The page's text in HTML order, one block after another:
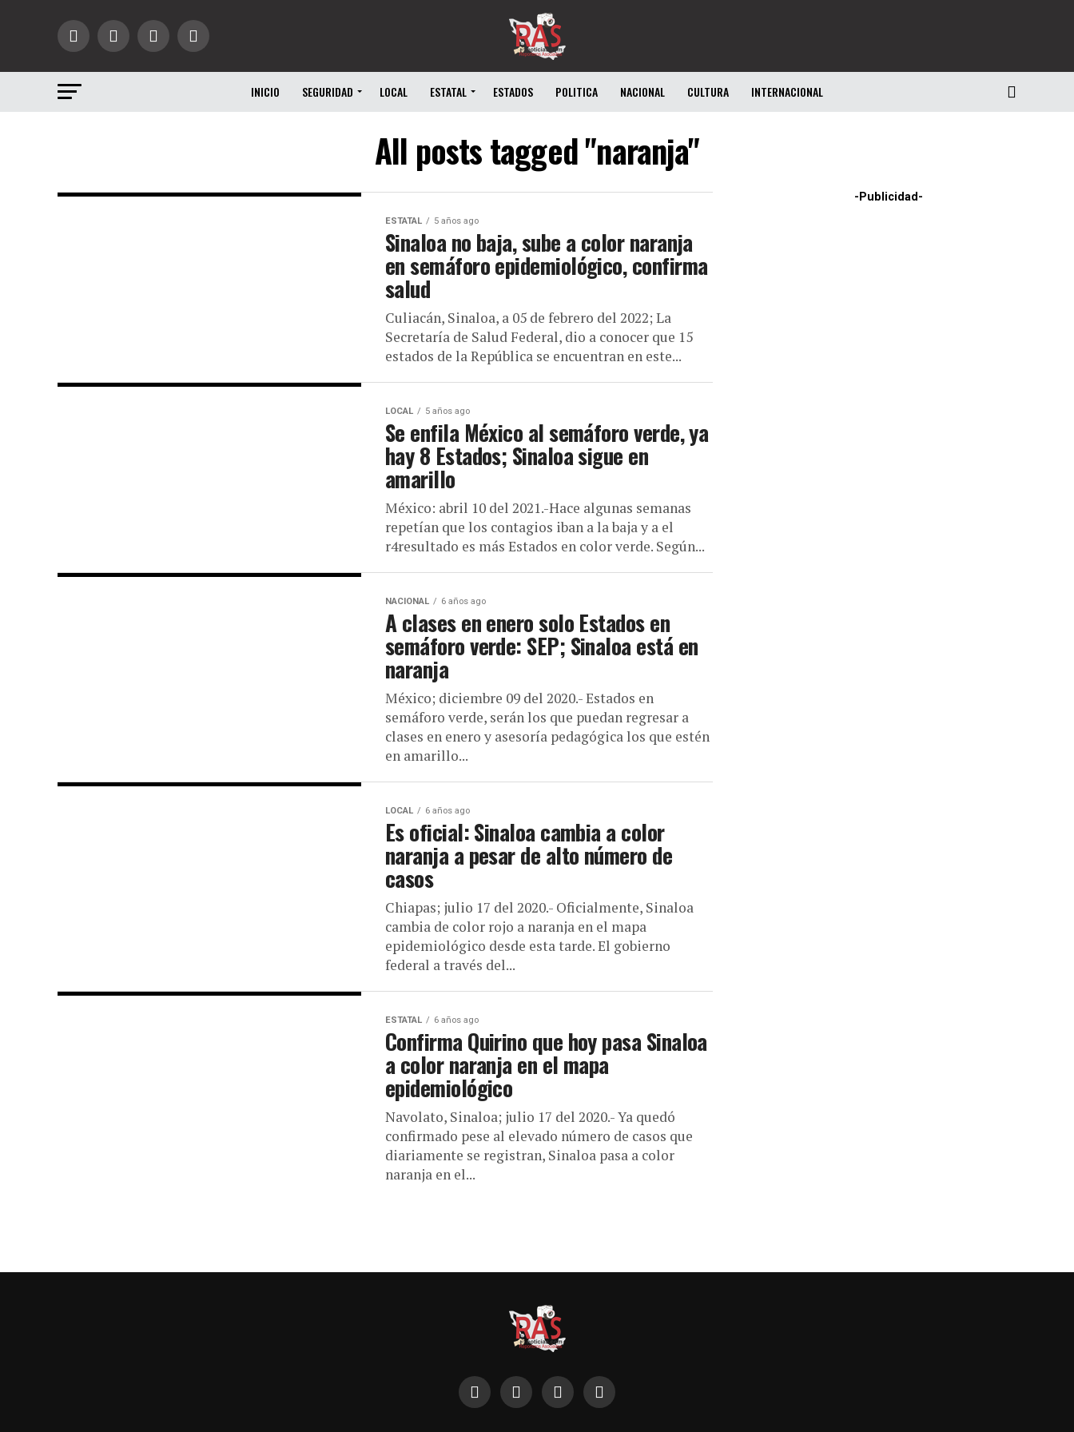
INICIO SEGURIDAD LOCAL ESTATAL ESTADOS POLITICA NACIONAL CULTURA INTERNACIONAL
All posts tagged "naranja"
ESTATAL 5 años ago
Sinaloa no baja, sube a color naranja
en semáforo epidemiológico, confirma
salud
Culiacán, Sinaloa, a 05 de febrero del 2022; La
Secretaría de Salud Federal, dio a conocer que 15
estados de la República se encuentran en este...
LOCAL 5 años ago
Se enfila México al semáforo verde, ya
hay 8 Estados; Sinaloa sigue en
amarillo
México: abril 10 del 2021.-Hace algunas semanas
repetían que los contagios iban a la baja y a el
r4resultado es más Estados en color verde. Según...
NACIONAL 6 años ago
A clases en enero solo Estados en
semáforo verde: SEP; Sinaloa está en
naranja
México; diciembre 09 del 2020.- Estados en
semáforo verde, serán los que puedan regresar a
clases en enero y asesoría pedagógica los que estén
en amarillo...
LOCAL 6 años ago
Es oficial: Sinaloa cambia a color
naranja a pesar de alto número de
casos
Chiapas; julio 17 del 2020.- Oficialmente, Sinaloa
cambia de color rojo a naranja en el mapa
epidemiológico desde esta tarde. El gobierno
federal a través del...
ESTATAL 6 años ago
Confirma Quirino que hoy pasa Sinaloa
a color naranja en el mapa
epidemiológico
Navolato, Sinaloa; julio 17 del 2020.- Ya quedó
confirmado pese al elevado número de casos que
diariamente se registran, Sinaloa pasa a color
naranja en el...
-Publicidad-